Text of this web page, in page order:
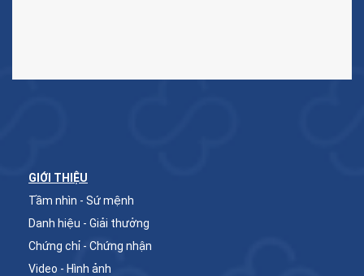
GIỚI THIỆU
Tầm nhìn - Sứ mệnh
Danh hiệu - Giải thưởng
Chứng chỉ - Chứng nhận
Video - Hình ảnh